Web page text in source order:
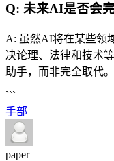
Q: 未来AI是否会
A: 虽然AI将在某些领
决论理、法律和技术
助手，而非完全取代。
```
手部
paper